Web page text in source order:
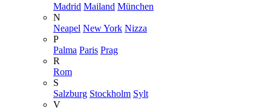
Madrid Mailand München
N
Neapel New York Nizza
P
Palma Paris Prag
R
Rom
S
Salzburg Stockholm Sylt
V